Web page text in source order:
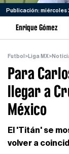
Publicación: miércoles
Enrique Gómez
Futbol >Liga MX>
Para
llegar a
México
El 'Titán' se
volver a